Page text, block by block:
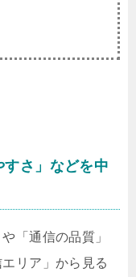
さ」などを中
「通信の品質」
リア」から見る